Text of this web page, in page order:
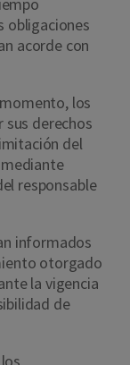
obligaciones
acorde con
los
sus derechos
del
responsable
informados
otorgado
la vigencia
de